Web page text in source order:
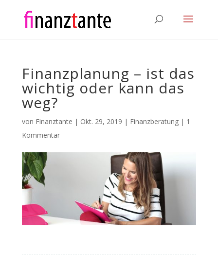
Finanzplanung – ist das
wichtig oder kann das
weg?
von Finanztante | Okt. 29, 2019 | Finanzberatung| 1
Kommentar